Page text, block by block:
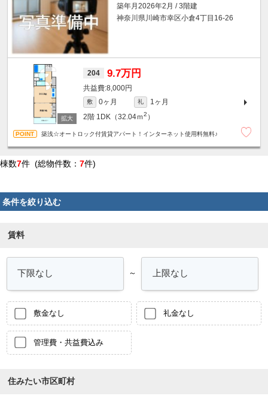
築年月2026年2月 / 3階建
神奈川県川崎市幸区小倉4丁目16-26
204 9.7万円
8,000円
敷 0ヶ月 礼
1ヶ月
2階 1DK（32.04ｍ2 ）
築浅☆オートロック付賃貸アパート！インターネット使用料無料♪
棟数7件 (総物件数： 7件)
条件を絞り込む
賃料
～
敷金なし 礼金なし
管理費・共益費込み
住みたい市区町村